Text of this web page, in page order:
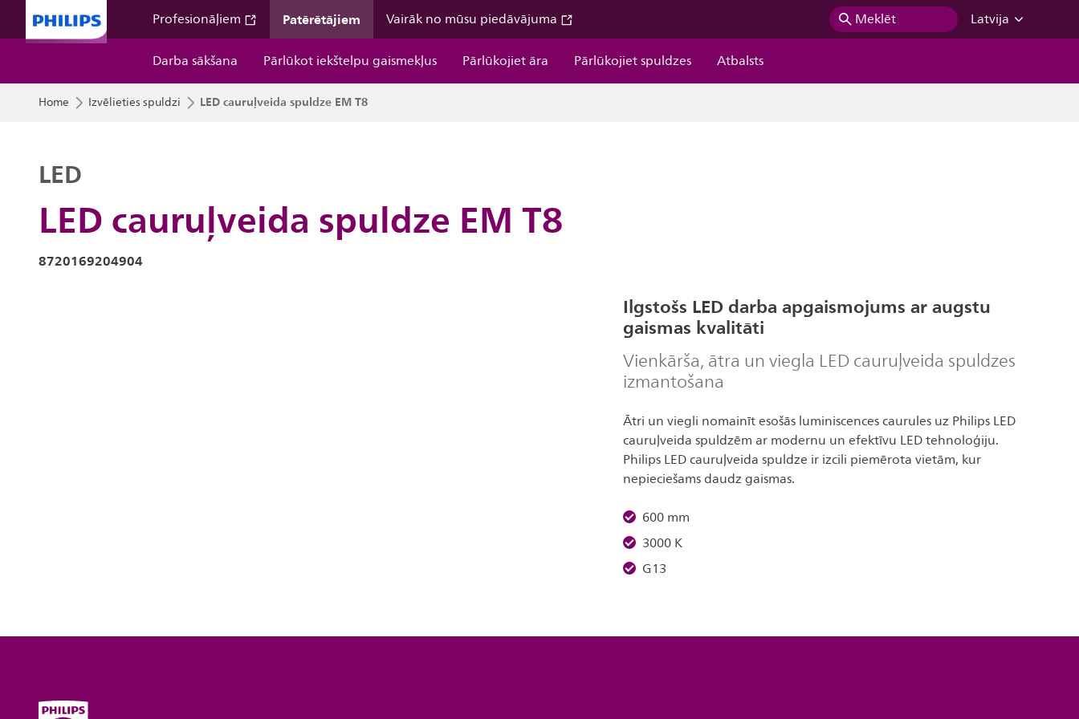
Profesionāļiem Patērētājiem Vairāk no mūsu piedāvājuma Meklēt
Latvija
Darba sākšana
Pārlūkot iekštelpu gaismekļus Pārlūkojiet āra Pārlūkojiet spuldzes Atbalsts
Home Izvēlieties spuldzi LED cauruļveida spuldze EM T8
LED cauruļveida spuldze EM T8
LED
8720169204904
Ilgstošs LED darba apgaismojums ar augstu
gaismas kvalitāti
Vienkārša, ātra un viegla LED cauruļveida spuldzes
izmantošana
Ātri un viegli nomainīt esošās luminiscences caurules uz Philips LED
cauruļveida spuldzēm ar modernu un efektīvu LED tehnoloģiju.
Philips LED cauruļveida spuldze ir izcili piemērota vietām, kur
nepieciešams daudz gaismas.
600 mm
3000 K
G13